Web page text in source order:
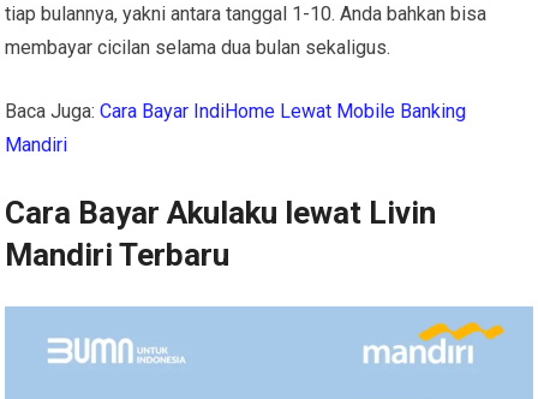
tiap bulannya, yakni antara tanggal 1-10. Anda bahkan bisa
membayar cicilan selama dua bulan sekaligus.
Baca Juga:Cara Bayar IndiHome Lewat Mobile Banking
Mandiri
Cara Bayar Akulaku lewat Livin
Mandiri Terbaru